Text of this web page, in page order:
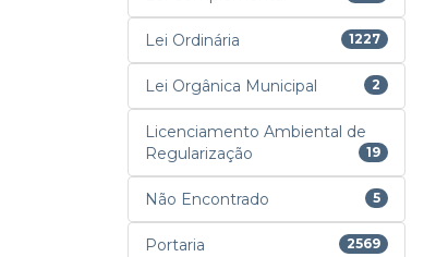
Lei Ordinária 1227
Lei Orgânica Municipal 2
Licenciamento Ambiental de
Regularização
19
Não Encontrado 5
Portaria 2569